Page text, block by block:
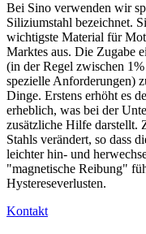
Bei Sino verwenden wir
Siliziumstahl bezeichnet.
wichtigste Material für
Marktes aus. Die Zugabe
(in der Regel zwischen
spezielle Anforderungen)
Dinge. Erstens erhöht es
erheblich, was bei der
zusätzliche Hilfe darstellt.
Stahls verändert, so dass
leichter hin- und
"magnetische Reibung"
Hystereseverlusten.
Kontakt